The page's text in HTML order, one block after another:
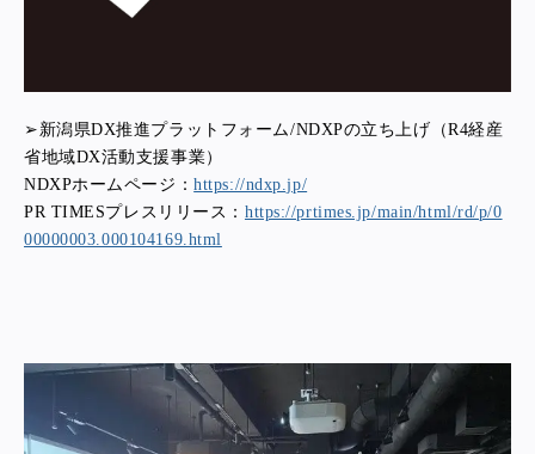
➢新潟県DX推進プラットフォーム/NDXPの立ち上げ（R4経産
省地域DX活動支援事業）
NDXPホームページ：https://ndxp.jp/
PR TIMESプレスリリース： https://prtimes.jp/main/html/rd/p/0
00000003.000104169.html